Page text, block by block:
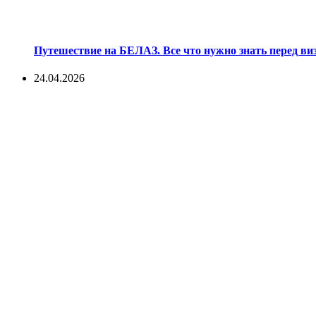
Путешествие на БЕЛАЗ. Все что нужно знать перед
24.04.2026